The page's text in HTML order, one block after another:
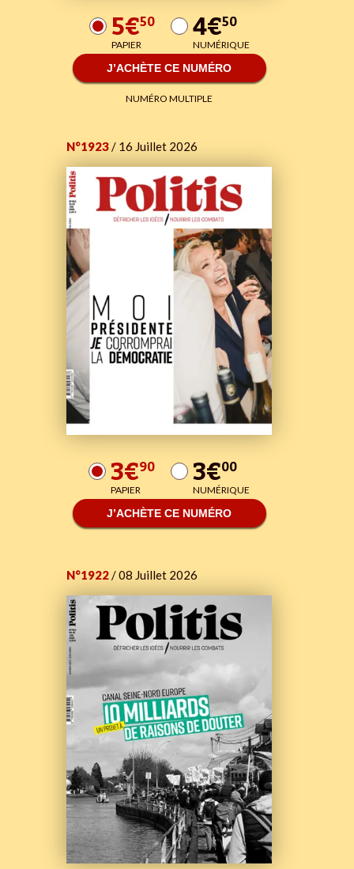
5€50
PAPIER 4€50
NUMÉRIQUE
J’ACHÈTE CE NUMÉRO
NUMÉRO MULTIPLE
N°1923/ 16 Juillet 2026
3€90
PAPIER 3€00
NUMÉRIQUE
J’ACHÈTE CE NUMÉRO
N°1922/ 08 Juillet 2026